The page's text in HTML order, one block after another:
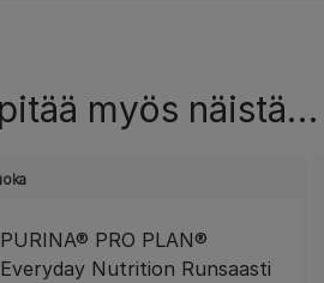
myös näistä…
PURINA® PRO PLAN®
Everyday Nutrition Runsaasti